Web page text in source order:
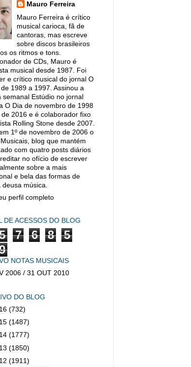
Mauro Ferreira
Mauro Ferreira é crítico
musical carioca, fã de
cantoras, mas escreve
sobre discos brasileiros
os ritmos e tons.
de CDs, Mauro é
musical desde 1987. Foi
e crítico musical do jornal O
1989 a 1997. Assinou a
semanal Estúdio no jornal
O Dia de novembro de 1998
2016 e é colaborador fixo
Rolling Stone desde 2007.
1º de novembro de 2006 o
blog que mantém
com quatro posts diários
no ofício de escrever
sobre a mais
e bela das formas de
deusa música.
perfil completo
DE ACESSOS DO BLOG
7 6 8
5
NOTAS MUSICAIS
2006 / 31 OUT 2010
DO BLOG
(732)
(1487)
(1777)
(1850)
(1911)